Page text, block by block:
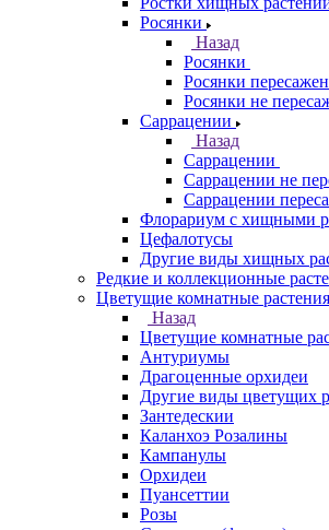
Росянки
Назад
Росянки
Росянки
Росянки не
Саррацении
Назад
Саррацении
Саррацении не
Саррацении
Флорариум с хищными
Цефалотусы
Другие виды хищных
Редкие и коллекционные
Цветущие комнатные растения
Назад
Цветущие комнатные
Антуриумы
Драгоценные орхидеи
Другие виды цветущих
Зантедескии
Каланхоэ Розалины
Кампанулы
Орхидеи
Пуансеттии
Розы